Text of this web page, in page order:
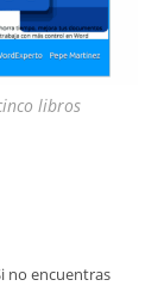
libros
no encuentras